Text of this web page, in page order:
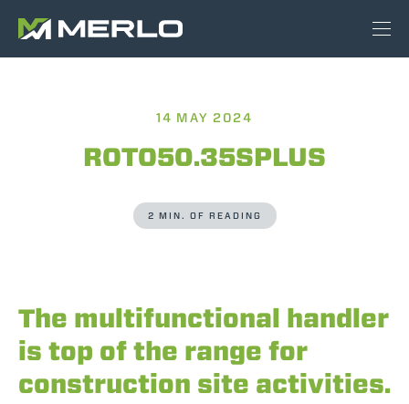
14 MAY 2024
ROTO50.35SPLUS
2 MIN. OF READING
The multifunctional handler
is top of the range for
construction site activities.